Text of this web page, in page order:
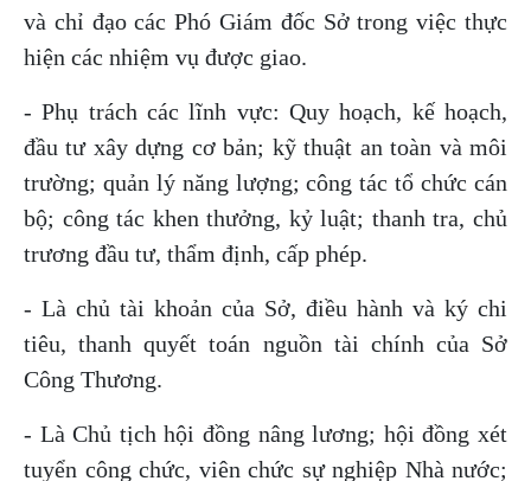
và chỉ đạo các Phó Giám đốc Sở trong việc thực
hiện các nhiệm vụ được giao.
- Phụ trách các lĩnh vực: Quy hoạch, kế hoạch,
đầu tư xây dựng cơ bản; kỹ thuật an toàn và môi
trường; quản lý năng lượng; công tác tổ chức cán
bộ; công tác khen thưởng, kỷ luật; thanh tra, chủ
trương đầu tư, thẩm định, cấp phép.
- Là chủ tài khoản của Sở, điều hành và ký chi
tiêu, thanh quyết toán nguồn tài chính của Sở
Công Thương.
- Là Chủ tịch hội đồng nâng lương; hội đồng xét
tuyển công chức, viên chức sự nghiệp Nhà nước;